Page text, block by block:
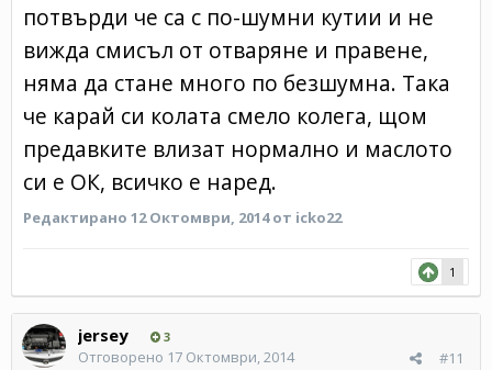
потвърди че са с по-шумни кутии и не
вижда смисъл от отваряне и правене,
няма да стане много по безшумна. Така
че карай си колата смело колега, щом
предавките влизат нормално и маслото
си е ОК, всичко е наред.
Редактирано 12 Октомври, 2014от icko22
1
jersey 3
#11
Отговорено 17 Октомври, 2014